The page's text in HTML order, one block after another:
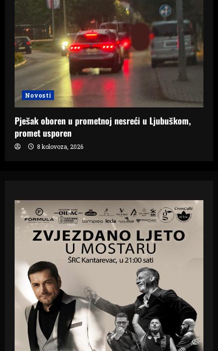
Novosti
Pješak oboren u prometnoj nesreći u Ljubuškom,
promet usporen
8 kolovoza, 2026